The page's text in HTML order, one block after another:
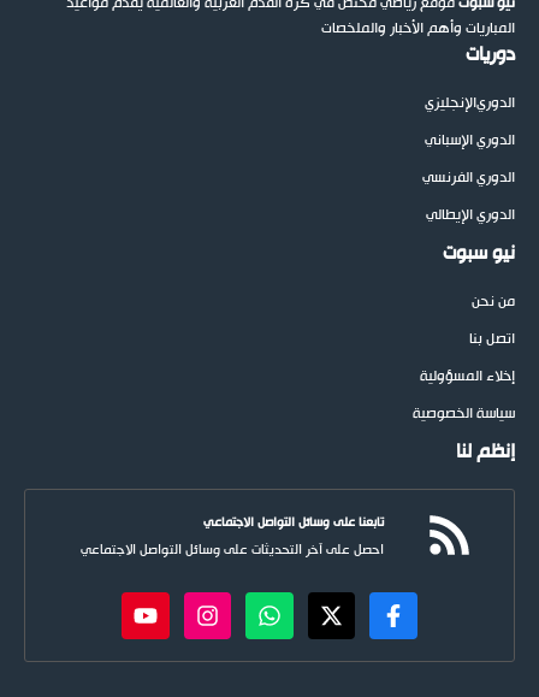
المباريات وأهم الأخبار والملخصات
دوريات
الدوريالإنجليزي
الدوري الإسباني
الدوري الفرنسي
الدوري الإيطالي
نيو سبوت
من نحن
اتصل بنا
إخلاء المسؤولية
سياسة الخصوصية
إنظم لنا
تابعنا على وسائل التواصل الاجتماعي
احصل على آخر التحديثات على وسائل التواصل الاجتماعي